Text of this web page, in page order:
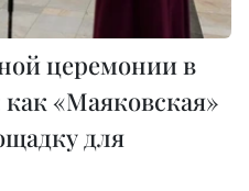
церемонии в
«Маяковская»
для